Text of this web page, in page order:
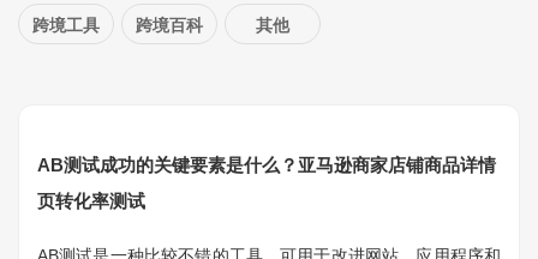
跨境工具 跨境百科 其他
AB测试成功的关键要素是什么？亚马逊商家店铺商品详情
页转化率测试